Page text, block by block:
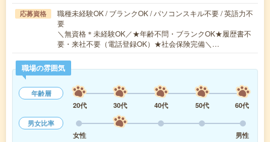
応募資格
職種未経験OK / ブランクOK / パソコンスキル不要 / 英語力不
要
＼無資格＊未経験OK／★年齢不問・ブランクOK★履歴書不
要・来社不要（電話登録OK）★社会保険完備＼…
職場の雰囲気
年齢層
20代
30代 40代 50代
60代
男女比率
女性
男性